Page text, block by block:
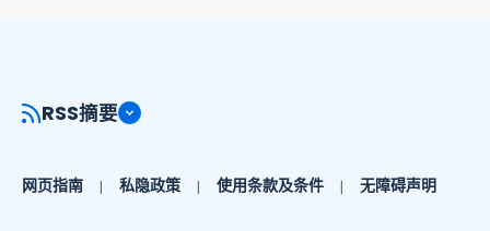
RSS摘要
网页指南 私隐政策 使用条款及条件 无障碍声明